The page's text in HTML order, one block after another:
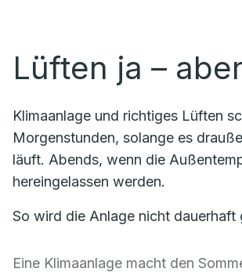
Lüften ja –
Klimaanlage und richtiges Lüften
Morgenstunden, solange es
läuft. Abends, wenn die
hereingelassen werden.
So wird die Anlage nicht
Eine Klimaanlage macht den